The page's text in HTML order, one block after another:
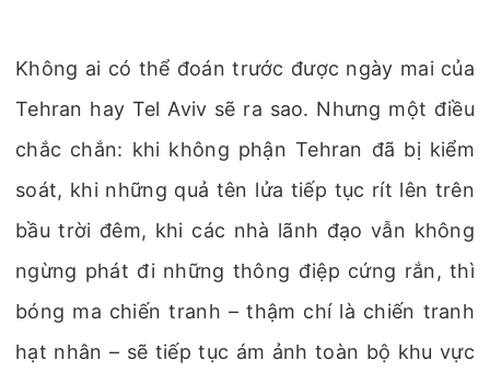
Không ai có thể đoán trước được ngày mai của
Tehran hay Tel Aviv sẽ ra sao. Nhưng một điều
chắc chắn: khi không phận Tehran đã bị kiểm
soát, khi những quả tên lửa tiếp tục rít lên trên
bầu trời đêm, khi các nhà lãnh đạo vẫn không
ngừng phát đi những thông điệp cứng rắn, thì
bóng ma chiến tranh – thậm chí là chiến tranh
hạt nhân – sẽ tiếp tục ám ảnh toàn bộ khu vực